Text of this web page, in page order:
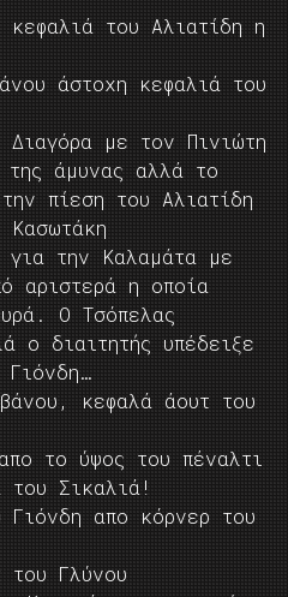
του Αλιατίδη η
άστοχη κεφαλιά του
με τον Πινιώτη
της άμυνας αλλά το
πίεση του Αλιατίδη
Κασωτάκη
για την Καλαμάτα με
αριστερά η οποία
Ο Τσόπελας
ο διαιτητής υπέδειξε
Γιόνδη…
κεφαλά άουτ του
το ύψος του πέναλτι
του Σικαλιά!
απο κόρνερ του
του Γλύνου